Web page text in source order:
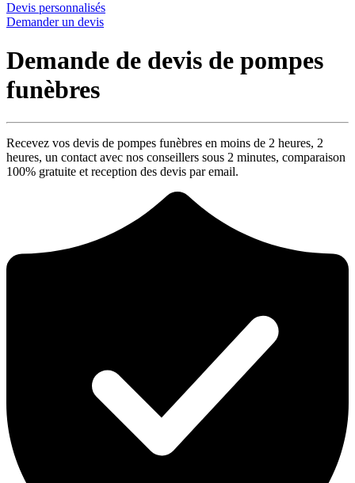
Devis personnalisés
Demander un devis
Demande de devis de pompes
funèbres
Recevez vos devis de pompes funèbres en moins de 2 heures, 2
heures, un contact avec nos conseillers sous 2 minutes, comparaison
100% gratuite et reception des devis par email.